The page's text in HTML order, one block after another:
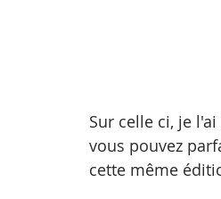
Sur celle ci, je
vous pouvez
cette même